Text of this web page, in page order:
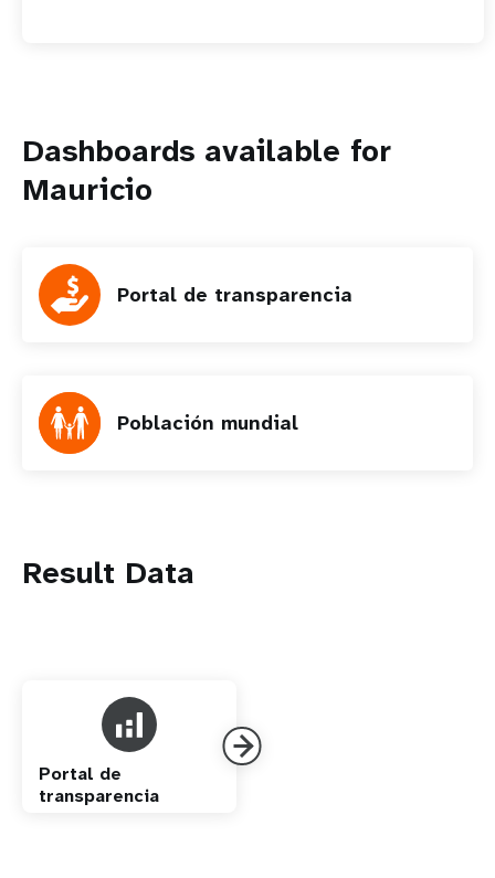
Dashboards available for
Mauricio
Portal de transparencia
Población mundial
Result Data
Portal de
transparencia